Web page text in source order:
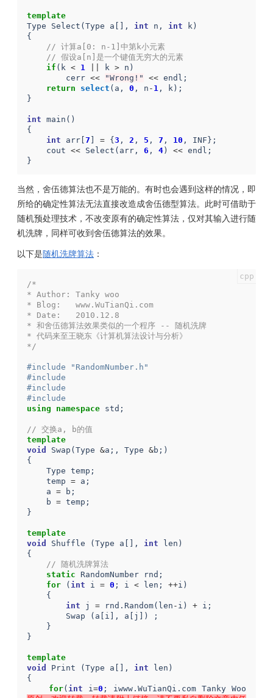
template
Type
Select (Type a [], int n , int k )
{
// 计算a[0: n-1]中第k小元素
// 假设a[n]是一个键值无穷大的元素
if ( k < 1 k > n )
cerr << "Wrong!" << endl ;
return
select ( a , 0 , n - 1 , k );
}
int main ()
{
int
arr [7 ] = {3 , 2 , 5 , 7 , 10 , INF};
cout << Select ( arr , 6 , 4) << endl ;
}
当然，舍伍德算法也不是万能的。有时也会遇到这样的情况，即
所给的确定性算法无法直接改造成舍伍德型算法。此时可借助于
随机预处理技术，不改变原有的确定性算法，仅对其输入进行随
机洗牌，同样可收到舍伍德算法的效果。
以下是随机洗牌算法 ：
/*
* Author: Tanky woo
* Blog:   www.WuTianQi.com
* Date:   2010.12.8
* 和舍伍德算法效果类似的一个程序 -- 随机洗牌
* 代码来至王晓东《计算机算法设计与分析》
*/
#include "RandomNumber.h"
#include
#include
#include
using
namespace std ;
// 交换a, b的值
template
void
Swap ( Type &a ;, Type &b ;)
{
Type temp ;
temp = a ;
a = b ;
b = temp ;
}
template
void
Shuffle ( Type a [], int len )
{
// 随机洗牌算法
static
RandomNumber rnd ;
for
( int i = 0 ; i < len ; ++i )
{
int
j = rnd . Random( len - i ) + i ;
Swap
( a i ], a j ])
;
}
}
template
void
Print ( Type a [], int len )
{
for( int i =0 ; iwww . WuTianQi . com Tanky Woo